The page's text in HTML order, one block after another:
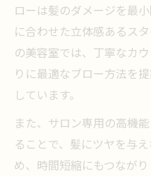
ローは髪のダメージを最
に合わせた立体感あるス
の美容室では、丁寧なカ
りに最適なブロー方法を
しています。
また、サロン専用の高機
ることで、髪にツヤを与
め、時間短縮にもつなが